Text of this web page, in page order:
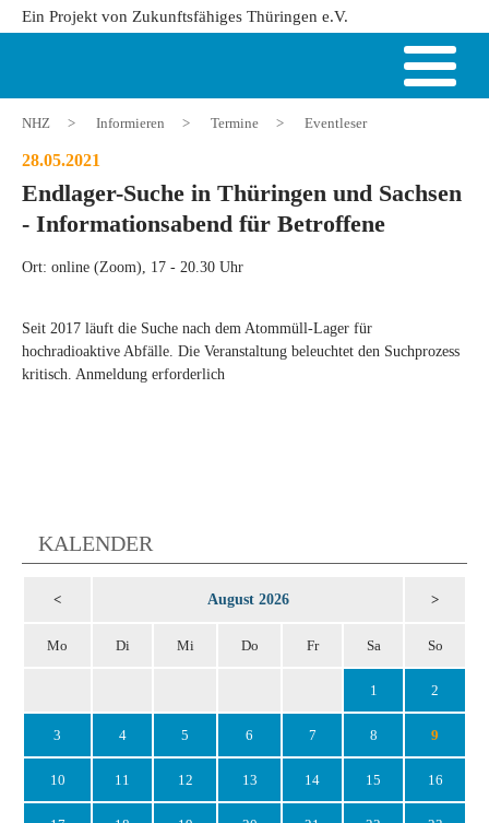
Ein Projekt von Zukunftsfähiges Thüringen e.V.
NHZ > Informieren > Termine > Eventleser
28.05.2021
Endlager-Suche in Thüringen und Sachsen
- Informationsabend für Betroffene
Ort: online (Zoom), 17 - 20.30 Uhr
Seit 2017 läuft die Suche nach dem Atommüll-Lager für
hochradioaktive Abfälle. Die Veranstaltung beleuchtet den Suchprozess
kritisch. Anmeldung erforderlich
KALENDER
< August 2026 >
Mo Di Mi Do Fr Sa So
1 2
3 4 5 6 7 8 9
10 11 12 13 14 15 16